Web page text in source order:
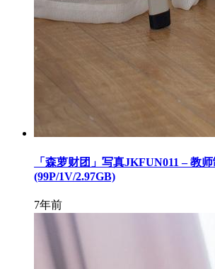
「森萝财团」写真JKFUN011 – 教
(99P/1V/2.97GB)
7年前